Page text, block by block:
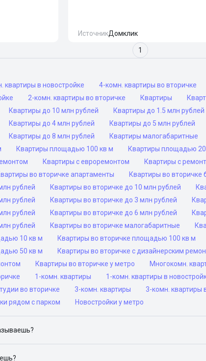
ИсточникДомклик
1
квартиры в новостройке 4-комн. квартиры во вторичке
2-комн. квартиры во вторичке Квартиры
Квартиры до 10 млн рублей Квартиры до 1.5 млн рублей
Квартиры до 4 млн рублей Квартиры до 5 млн рублей
Квартиры до 8 млн рублей Квартиры малогабаритные
Квартиры площадью 100 кв м Квартиры площадью
Квартиры с евроремонтом Квартиры с
во вторичке апартаменты
Квартиры во вторичке
рублей
Квартиры во вторичке до 10 млн рублей
рублей
Квартиры во вторичке до 3 млн рублей
рублей
Квартиры во вторичке до 6 млн рублей
рублей
Квартиры во вторичке малогабаритные
10 кв м
Квартиры во вторичке площадью 100 кв м
50 кв м
Квартиры во вторичке с дизайнерским
Квартиры во вторичке у метро Многокомн.
1-комн. квартиры 1-комн. квартиры в
во вторичке 3-комн. квартиры 3-комн. квартиры
рядом с парком Новостройки у метро